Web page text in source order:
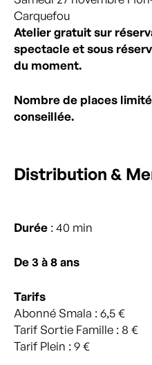
Carquefou
Atelier gratuit sur
spectacle et sous
du moment.
Nombre de places
conseillée.
Distribution &
Durée : 40 min
De 3 à 8ans
Tarifs
Abonné Smala : 6,5 €
Tarif Sortie Famille : 8 €
Tarif Plein : 9 €